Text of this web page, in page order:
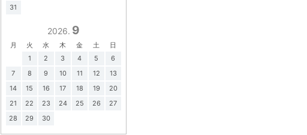
31
2026. 9
月 火 水 木 金 土
日
1
2 3 4 5
6
7
8 9 10 11 12
13
14
15 16 17 18 19
20
21
22 23 24 25 26
27
28
29 30